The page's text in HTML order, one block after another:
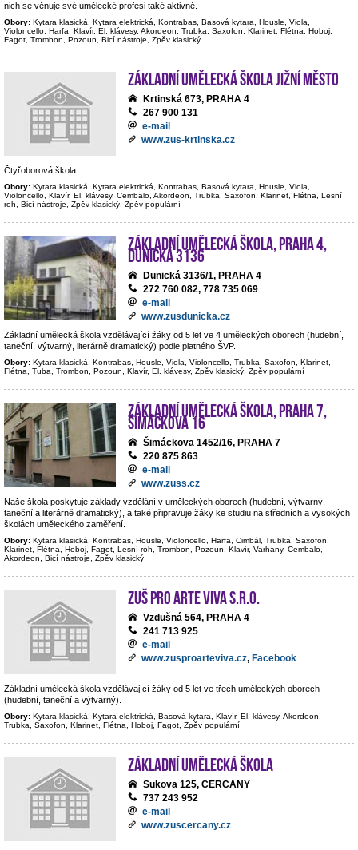
nich se věnuje své umělecké profesi také aktivně.
Obory: Kytara klasická, Kytara elektrická, Kontrabas, Basová kytara, Housle, Viola,
Violoncello, Harfa, Klavír, El. klávesy, Akordeon, Trubka, Saxofon, Klarinet, Flétna, Hoboj,
Fagot, Trombon, Pozoun, Bicí nástroje, Zpěv klasický
Základní umělecká škola Jižní Město
Krtinská 673, PRAHA 4
267 900 131
e-mail
www.zus-krtinska.cz
Čtyřoborová škola.
Obory: Kytara klasická, Kytara elektrická, Kontrabas, Basová kytara, Housle, Viola,
Violoncello, Klavír, El. klávesy, Cembalo, Akordeon, Trubka, Saxofon, Klarinet, Flétna, Lesní
roh, Bicí nástroje, Zpěv klasický, Zpěv populární
Základní umělecká škola, Praha 4,
Dunická 3136
Dunická 3136/1, PRAHA 4
272 760 082, 778 735 069
e-mail
www.zusdunicka.cz
Základní umělecká škola vzdělávající žáky od 5 let ve 4 uměleckých oborech (hudební,
taneční, výtvarný, literárně dramatický) podle platného ŠVP.
Obory: Kytara klasická, Kontrabas, Housle, Viola, Violoncello, Trubka, Saxofon, Klarinet,
Flétna, Tuba, Trombon, Pozoun, Klavír, El. klávesy, Zpěv klasický, Zpěv populární
Základní umělecká škola, Praha 7,
Šimáčkova 16
Šimáckova 1452/16, PRAHA 7
220 875 863
e-mail
www.zuss.cz
Naše škola poskytuje základy vzdělání v uměleckých oborech (hudební, výtvarný,
taneční a literárně dramatický), a také připravuje žáky ke studiu na středních a vysokých
školách uměleckého zaměření.
Obory: Kytara klasická, Kontrabas, Housle, Violoncello, Harfa, Cimbál, Trubka, Saxofon,
Klarinet, Flétna, Hoboj, Fagot, Lesní roh, Trombon, Pozoun, Klavír, Varhany, Cembalo,
Akordeon, Bicí nástroje, Zpěv klasický
ZUŠ PRO ARTE VIVA s.r.o.
Vzdušná 564, PRAHA 4
241 713 925
e-mail
www.zusproarteviva.cz, Facebook
Základní umělecká škola vzdělávající žáky od 5 let ve třech uměleckých oborech
(hudební, taneční a výtvarný).
Obory: Kytara klasická, Kytara elektrická, Basová kytara, Klavír, El. klávesy, Akordeon,
Trubka, Saxofon, Klarinet, Flétna, Hoboj, Fagot, Zpěv populární
Základní umělecká škola
Sukova 125, CERCANY
737 243 952
e-mail
www.zuscercany.cz